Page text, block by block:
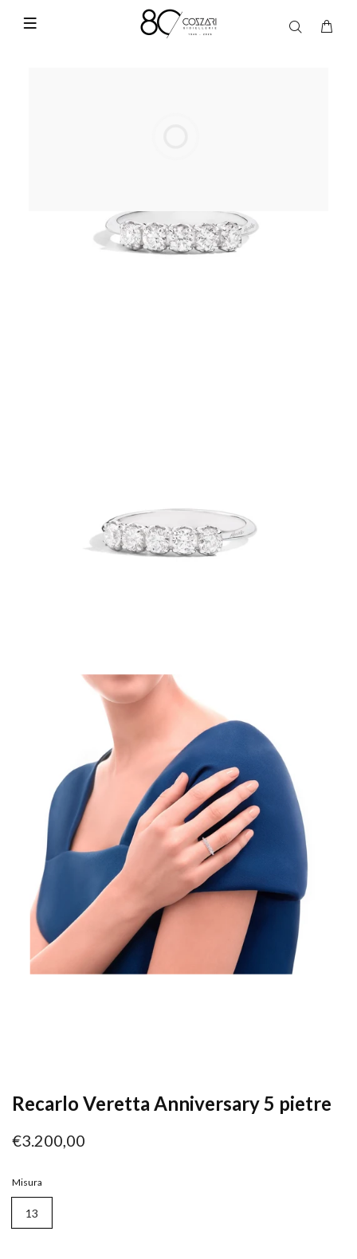
Recarlo Veretta Anniversary 5 pietre
€3.200,00
Misura
13